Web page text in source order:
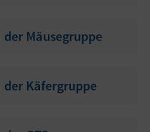
der Mäusegruppe
der Käfergruppe